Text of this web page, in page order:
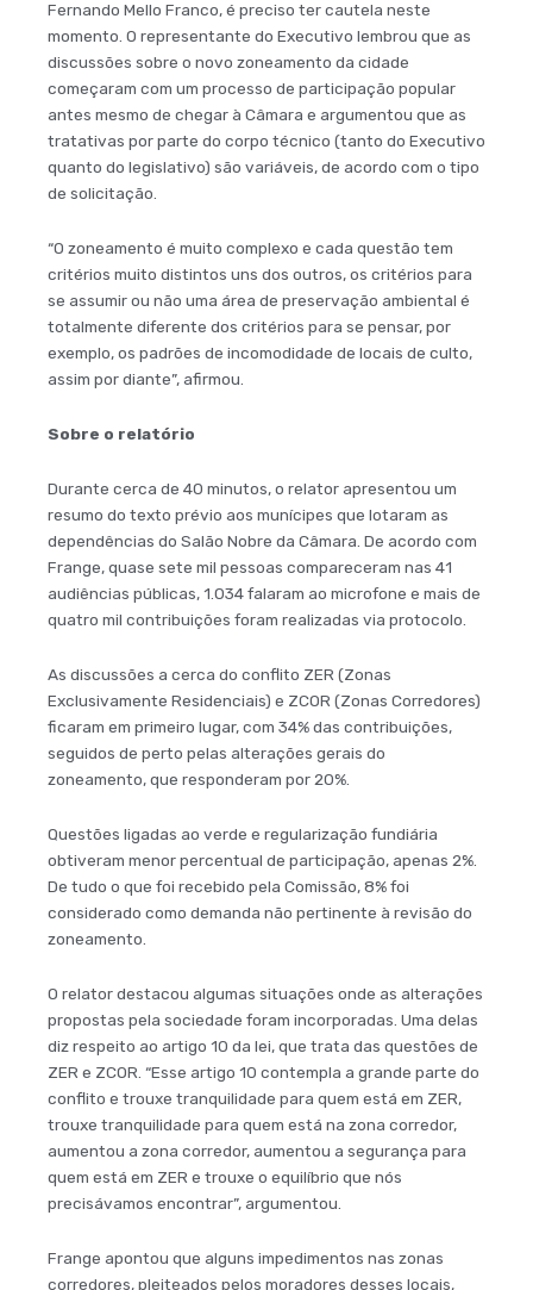
Fernando Mello Franco, é preciso ter cautela neste
momento. O representante do Executivo lembrou que as
discussões sobre o novo zoneamento da cidade
começaram com um processo de participação popular
antes mesmo de chegar à Câmara e argumentou que as
tratativas por parte do corpo técnico (tanto do Executivo
quanto do legislativo) são variáveis, de acordo com o tipo
de solicitação.
“O zoneamento é muito complexo e cada questão tem
critérios muito distintos uns dos outros, os critérios para
se assumir ou não uma área de preservação ambiental é
totalmente diferente dos critérios para se pensar, por
exemplo, os padrões de incomodidade de locais de culto,
assim por diante”, afirmou.
Sobre o relatório
Durante cerca de 40 minutos, o relator apresentou um
resumo do texto prévio aos munícipes que lotaram as
dependências do Salão Nobre da Câmara. De acordo com
Frange, quase sete mil pessoas compareceram nas 41
audiências públicas, 1.034 falaram ao microfone e mais de
quatro mil contribuições foram realizadas via protocolo.
As discussões a cerca do conflito ZER (Zonas
Exclusivamente Residenciais) e ZCOR (Zonas Corredores)
ficaram em primeiro lugar, com 34% das contribuições,
seguidos de perto pelas alterações gerais do
zoneamento, que responderam por 20%.
Questões ligadas ao verde e regularização fundiária
obtiveram menor percentual de participação, apenas 2%.
De tudo o que foi recebido pela Comissão, 8% foi
considerado como demanda não pertinente à revisão do
zoneamento.
O relator destacou algumas situações onde as alterações
propostas pela sociedade foram incorporadas. Uma delas
diz respeito ao artigo 10 da lei, que trata das questões de
ZER e ZCOR. “Esse artigo 10 contempla a grande parte do
conflito e trouxe tranquilidade para quem está em ZER,
trouxe tranquilidade para quem está na zona corredor,
aumentou a zona corredor, aumentou a segurança para
quem está em ZER e trouxe o equilíbrio que nós
precisávamos encontrar”, argumentou.
Frange apontou que alguns impedimentos nas zonas
corredores, pleiteados pelos moradores desses locais,